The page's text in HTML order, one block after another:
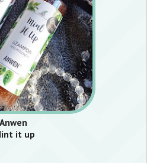
Anwen
it up